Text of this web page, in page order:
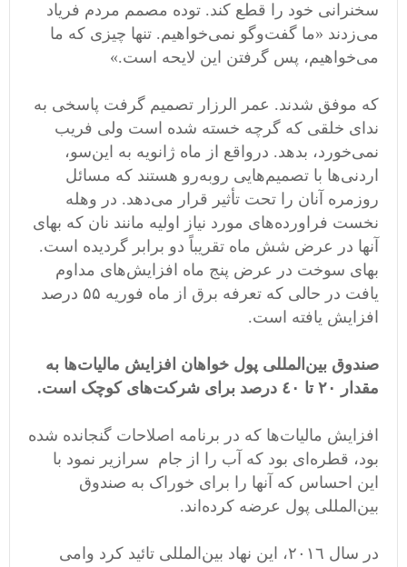
سخنرانی خود را قطع کند. توده مصمم مردم فریاد
می‌زدند «ما گفت‌وگو نمی‌خواهیم. تنها چیزی که ما
می‌خواهیم، پس گرفتن این لایحه است.» ‬
که موفق شدند. عمر الرزار تصمیم گرفت پاسخی به
ندای خلقی که گرچه خسته شده است ولی فریب
نمی‌خورد، بدهد. در‌واقع از ماه ژانویه به این‌سو،
اردنی‌ها با تصمیم‌هایی رو‌به‌رو هستند که مسائل
روزمره آنان را تحت تأثیر قرار می‌دهد. در وهله
نخست فراورده‌های مورد نیاز اولیه مانند نان که بهای
آنها در عرض شش ماه تقریباً دو برابر گردیده است.
بهای سوخت در عرض پنج ماه افزایش‌های مداوم
یافت در حالی‌ که تعرفه برق از ماه فوریه ۵۵ درصد
افزایش یافته است.‬
صندوق بین‌المللی پول خواهان افزایش مالیات‌ها به
مقدار ٢٠ تا ٤٠ درصد برای شرکت‌های کوچک است. ‬
افزایش مالیات‌ها که در برنامه اصلاحات گنجانده شده
بود، قطره‌ای بود که آب را از جام سرازیر نمود با
این احساس که آنها را برای خوراک به صندوق
بین‌المللی پول عرضه کرده‌اند. ‬
در سال ٢٠١٦، این نهاد بین‌المللی تائید کرد وامی